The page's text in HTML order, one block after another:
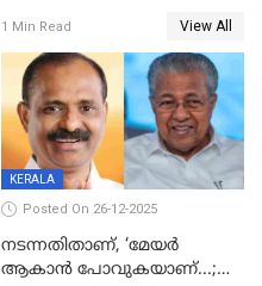
മരിച്ചനിലയിൽ
1 Min Read View All
KERALA
Posted On 26-12-2025
നടന്നതിതാണ്, ‘മേയർ
ആകാൻ പോവുകയാണ്...;